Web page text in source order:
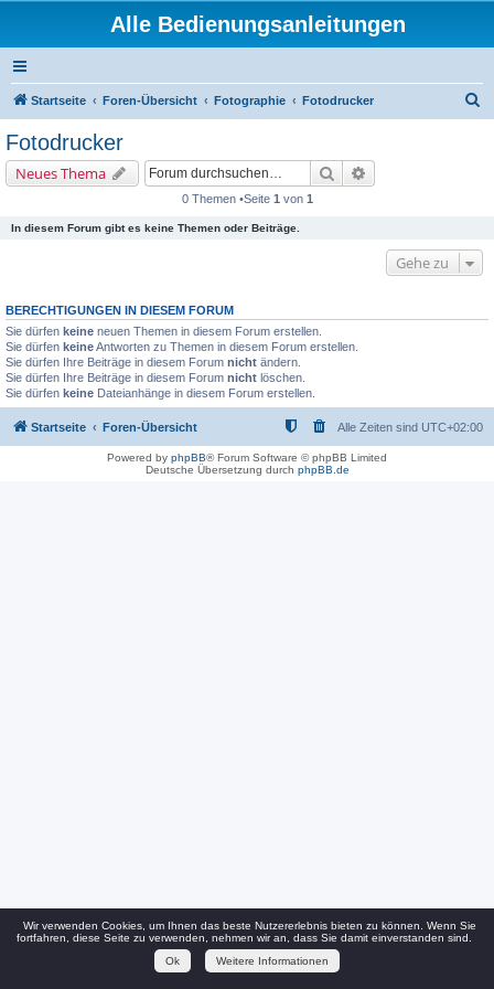
Alle Bedienungsanleitungen
Startseite Foren-Übersicht Fotographie Fotodrucker
Fotodrucker
Neues Thema Suche
0 Themen •Seite 1 von 1
In diesem Forum gibt es keine Themen oder Beiträge.
Gehe zu
BERECHTIGUNGEN IN DIESEM FORUM
Sie dürfen keine neuen Themen in diesem Forum erstellen.
Sie dürfen keineAntworten zu Themen in diesem Forum erstellen.
Sie dürfen Ihre Beiträge in diesem Forum nicht ändern.
Sie dürfen Ihre Beiträge in diesem Forum nicht löschen.
Sie dürfen keine Dateianhänge in diesem Forum erstellen.
Startseite Foren-Übersicht Alle Zeiten sind UTC+02:00
Powered by phpBB® Forum Software © phpBB Limited
Deutsche Übersetzung durch phpBB.de
Wir verwenden Cookies, um Ihnen das beste Nutzererlebnis bieten zu können. Wenn Sie
fortfahren, diese Seite zu verwenden, nehmen wir an, dass Sie damit einverstanden sind.
Ok
Weitere Informationen